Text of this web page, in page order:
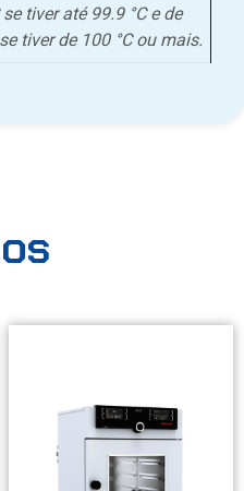
se tiver até 99.9 °C e de
tiver de 100 °C ou mais.